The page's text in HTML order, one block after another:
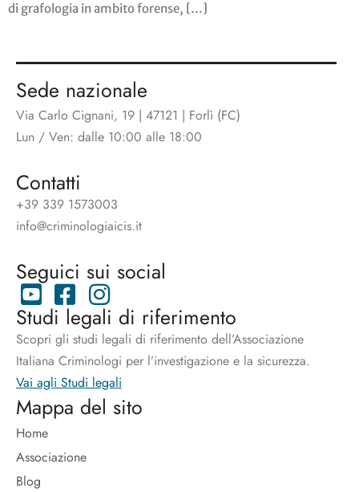
di grafologia in ambito forense, […]
Sede nazionale
Via Carlo Cignani, 19 | 47121 | Forlì (FC)
Lun / Ven: dalle 10:00 alle 18:00
Contatti
+39 339 1573003
info@criminologiaicis.it
Seguici sui social
Studi legali di riferimento
Scopri gli studi legali di riferimento dell’Associazione
Italiana Criminologi per l’investigazione e la sicurezza.
Vai agli Studi legali
Mappa del sito
Home
Associazione
Blog